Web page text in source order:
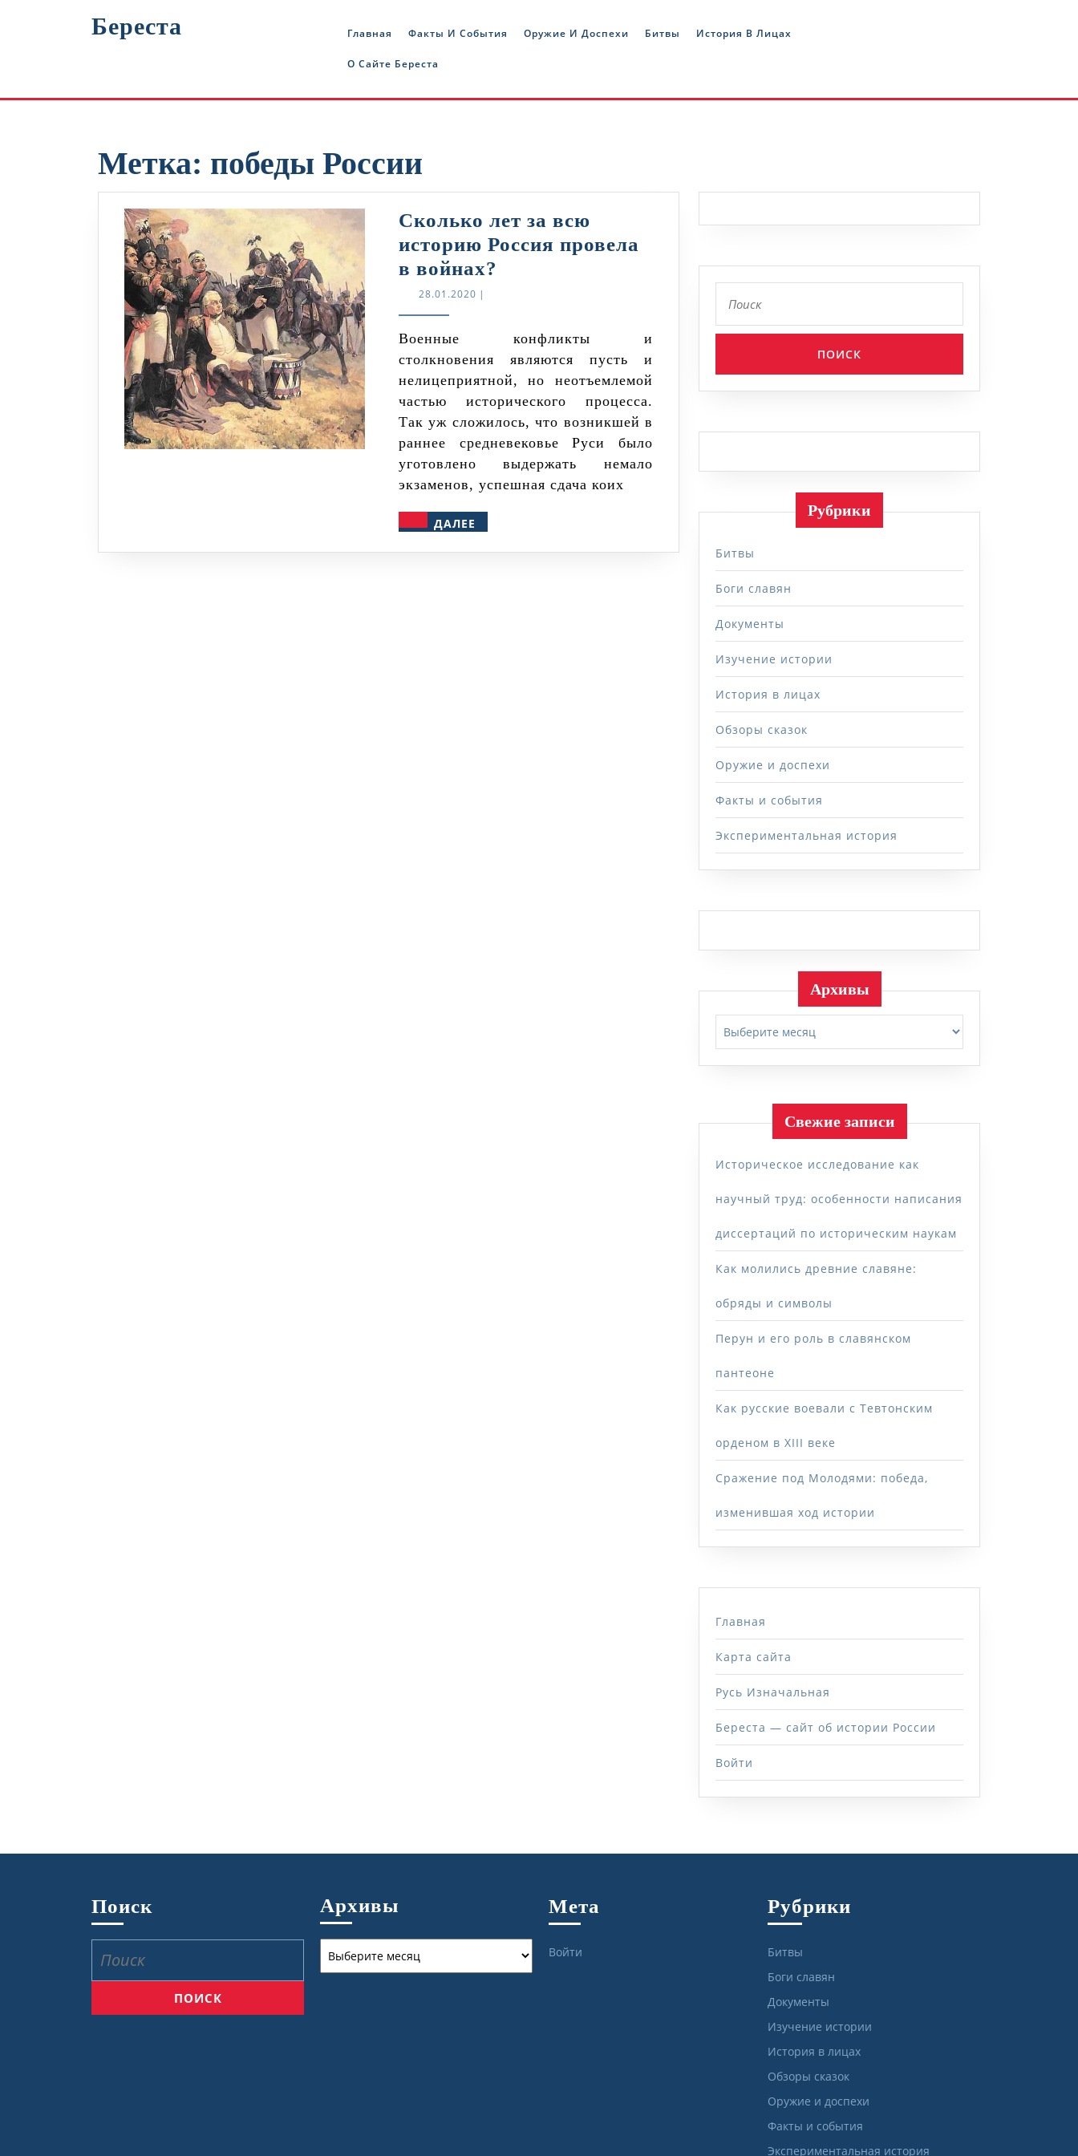
Береста Главная Факты И События Оружие И Доспехи Битвы История В Лицах
О Сайте Береста
Метка: победы России
Сколько лет за всю
историю Россия провела
в войнах?
всю
историю
Россия
провела
в
войнах?
28.01.202028.01.2020
|
Военные конфликты и
столкновения являются пусть и
нелицеприятной, но неотъемлемой
частью исторического процесса.
Так уж сложилось, что возникшей в
раннее средневековье Руси было
уготовлено выдержать немало
экзаменов, успешная сдача коих
ДАЛЕЕ
Рубрики
Битвы
Боги славян
Документы
Изучение истории
История в лицах
Обзоры сказок
Оружие и доспехи
Факты и события
Экспериментальная история
Архивы
Свежие записи
Историческое исследование как
научный труд: особенности написания
диссертаций по историческим наукам
Как молились древние славяне:
обряды и символы
Перун и его роль в славянском
пантеоне
Как русские воевали с Тевтонским
орденом в XIII веке
Сражение под Молодями: победа,
изменившая ход истории
Главная
Карта сайта
Русь Изначальная
Береста — сайт об истории России
Войти
Поиск Архивы Мета
Войти
Рубрики
Битвы
Боги славян
Документы
Изучение истории
История в лицах
Обзоры сказок
Оружие и доспехи
Факты и события
Экспериментальная история